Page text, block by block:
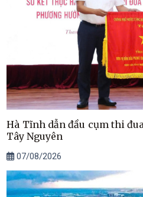
Hà Tĩnh dẫn đầu cụm thi
Tây Nguyên
07/08/2026